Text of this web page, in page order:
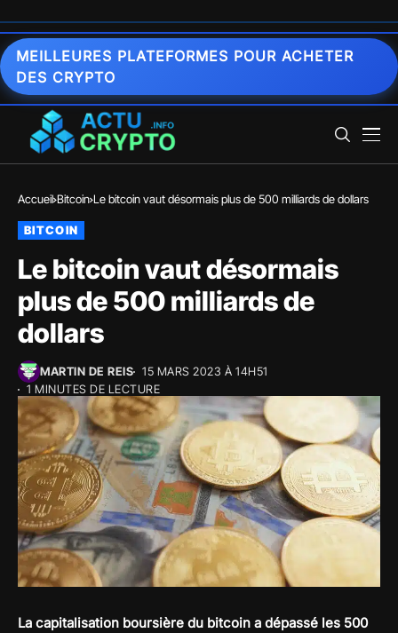
MEILLEURES PLATEFORMES POUR ACHETER
DES CRYPTO
Accueil Bitcoin Le bitcoin vaut désormais plus de 500 milliards de dollars
BITCOIN
Le bitcoin vaut désormais
plus de 500 milliards de
dollars
MARTIN DE REIS
15 MARS 2023 À 14H51
1 MINUTES DE LECTURE
La capitalisation boursière du bitcoin a dépassé les 500